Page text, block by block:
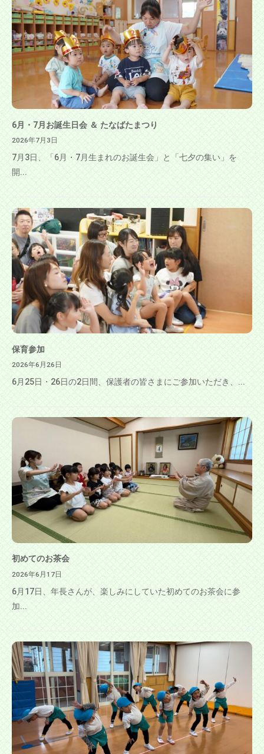
6月・7月お誕生日会 ＆ たなばたまつり
2026年7月3日
7月3日、「6月・7月生まれのお誕生会」と「七夕の集い」を
開...
保育参加
2026年6月26日
6月25日・26日の2日間、保護者の皆さまにご参加いただき、...
初めてのお茶会
2026年6月17日
6月17日、年長さんが、楽しみにしていた初めてのお茶会に参
加...